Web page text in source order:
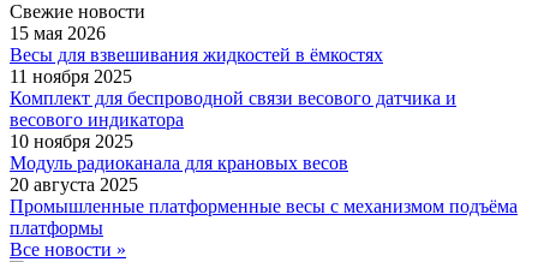
Свежие новости
15 мая 2026
Весы для взвешивания жидкостей в ёмкостях
11 ноября 2025
Комплект для беспроводной связи весового датчика и
весового индикатора
10 ноября 2025
Модуль радиоканала для крановых весов
20 августа 2025
Промышленные платформенные весы с механизмом подъёма
платформы
Все новости »